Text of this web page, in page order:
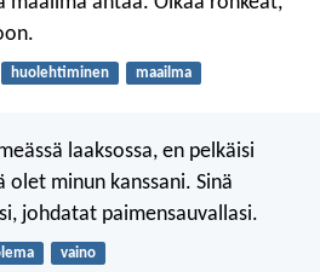
huolehtiminen maailma
laaksossa, en pelkäisi
olet minun kanssani. Sinä
johdatat paimensauvallasi.
vaino